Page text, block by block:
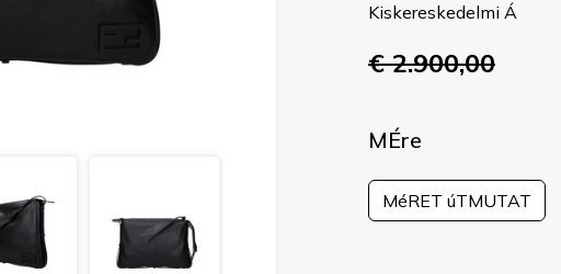
Kiskereskedelmi Á
€ 2.900,00
MÉre
MéRET úTMUTAT